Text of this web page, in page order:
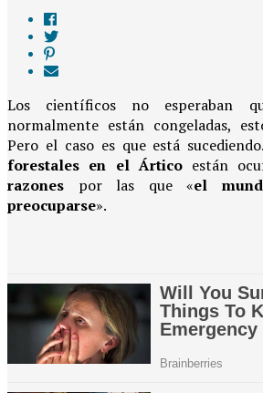
Los científicos no esperaban
normalmente están congeladas,
Pero el caso es que está
forestales en el Árticoestán
razones por las que «el
preocuparse».